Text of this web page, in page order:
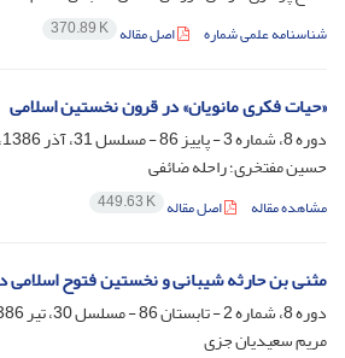
شناسنامه علمی شماره اصل مقاله 370.89 K
«حیات فکری مانویان» در قرون نخستین اسلامی
دوره 8، شماره 3 - پاییز 86 - مسلسل 31، آذر 1386، صفحه
حسین مفتخری؛ راحله ضائفی
مشاهده مقاله اصل مقاله 449.63 K
مثنی بن حارثه شیبانی و نخستین فتوح اسلامی
دوره 8، شماره 2 - تابستان 86 - مسلسل 30، تیر 1386، صفحه
مریم سعیدیان جزی